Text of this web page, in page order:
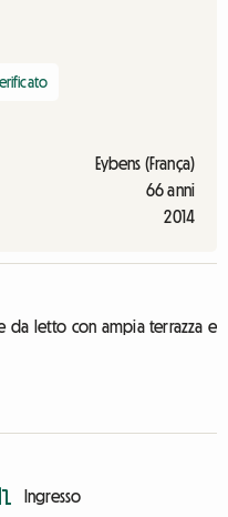
Eybens (França)
66 anni
2014
da letto con ampia terrazza e
Ingresso